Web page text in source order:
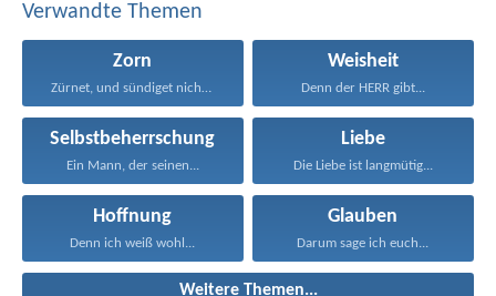
Verwandte Themen
Zorn
Zürnet, und sündiget nicht...
Weisheit
Denn der HERR gibt...
Selbstbeherrschung
Ein Mann, der seinen...
Liebe
Die Liebe ist langmütig...
Hoffnung
Denn ich weiß wohl...
Glauben
Darum sage ich euch...
Weitere Themen...